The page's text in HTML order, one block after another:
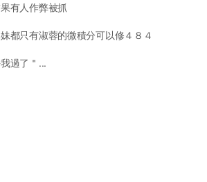
有人作弊被抓
都只有淑蓉的微積分可以修４８４
過了＂...